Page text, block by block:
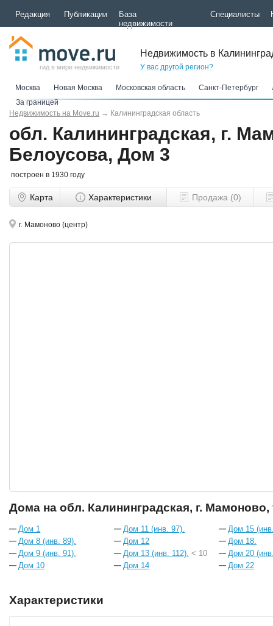
Редакция Публикации
База
недвижимости
Специалисты
гид в мире недвижимости
Недвижимость в
У вас другой регион?
Москва Новая Москва Московская область Санкт-Петербург
За границей
Недвижимость на Move.ru → Калининградская область
обл. Калининградская, г.
Белоусова, Дом 3
построен в 1930 году
Карта Характеристики Продажа (0)
г. Мамоново (центр)
Дома на обл. Калининградская, г.
Дом 1
Дом 8 (инв. 89).
Дом 9 (инв. 91).
Дом 10
Дом 11 (инв. 97).
Дом 12
Дом 13 (инв. 112). < 10
Дом 14
Дом 15
Дом 18.
Дом 20
Дом 22
Характеристики